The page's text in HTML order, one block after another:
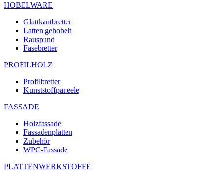
HOBELWARE
Glattkantbretter
Latten gehobelt
Rauspund
Fasebretter
PROFILHOLZ
Profilbretter
Kunststoffpaneele
FASSADE
Holzfassade
Fassadenplatten
Zubehör
WPC-Fassade
PLATTENWERKSTOFFE